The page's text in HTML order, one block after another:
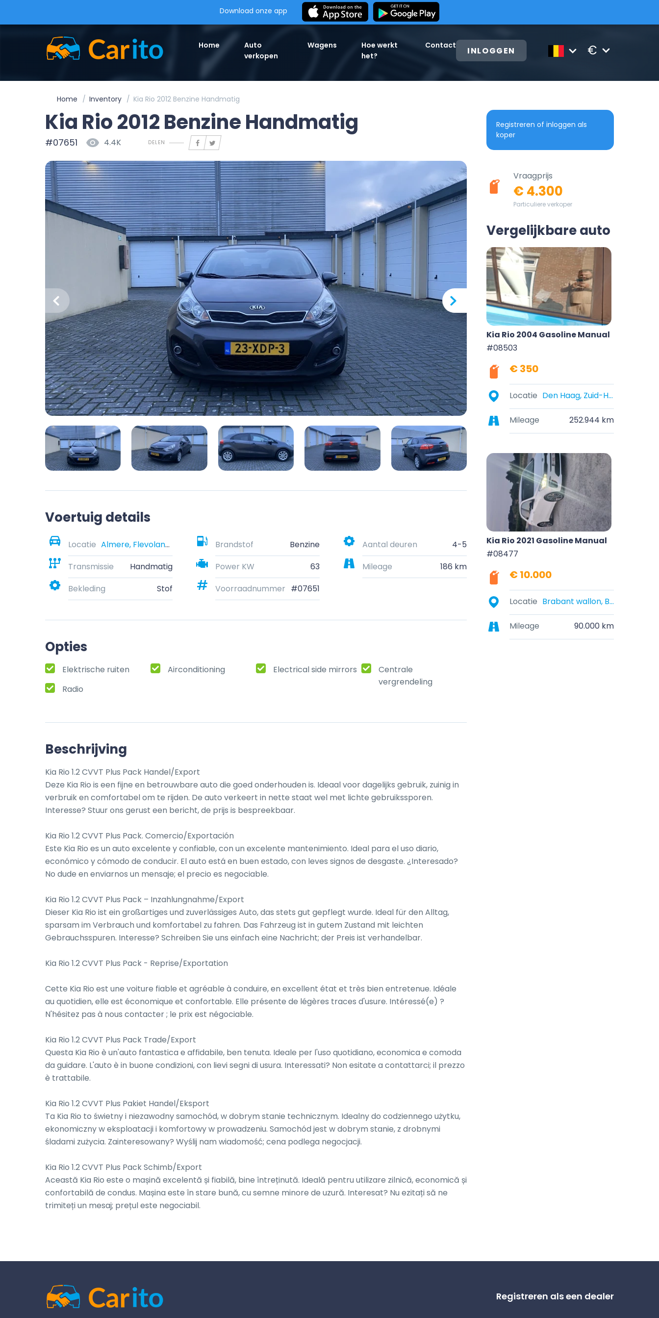
Download onze app
Home
Auto
verkopen
Wagens
Hoe werkt
het?
Contact INLOGGEN €
Home Inventory Kia Rio 2012 Benzine Handmatig
Kia Rio 2012 Benzine Handmatig
#07651 4.4K DELEN
Voertuig details
Locatie Almere, Flevoland, Nederland Brandstof Benzine Aantal deuren
4-5
Transmissie
Handmatig Power KW 63 Mileage
186 km
Bekleding
Stof Voorraadnummer #07651
Opties
Elektrische ruiten Airconditioning Electrical side mirrors
Centrale
vergrendeling
Radio
Beschrijving
Kia Rio 1.2 CVVT Plus Pack Handel/Export
Deze Kia Rio is een fijne en betrouwbare auto die goed onderhouden is. Ideaal voor dagelijks gebruik, zuinig in
verbruik en comfortabel om te rijden. De auto verkeert in nette staat wel met lichte gebruikssporen.
Interesse? Stuur ons gerust een bericht, de prijs is bespreekbaar.
Kia Rio 1.2 CVVT Plus Pack. Comercio/Exportación
Este Kia Rio es un auto excelente y confiable, con un excelente mantenimiento. Ideal para el uso diario,
económico y cómodo de conducir. El auto está en buen estado, con leves signos de desgaste. ¿Interesado?
No dude en enviarnos un mensaje; el precio es negociable.
Kia Rio 1.2 CVVT Plus Pack – Inzahlungnahme/Export
Dieser Kia Rio ist ein großartiges und zuverlässiges Auto, das stets gut gepflegt wurde. Ideal für den Alltag,
sparsam im Verbrauch und komfortabel zu fahren. Das Fahrzeug ist in gutem Zustand mit leichten
Gebrauchsspuren. Interesse? Schreiben Sie uns einfach eine Nachricht; der Preis ist verhandelbar.
Kia Rio 1.2 CVVT Plus Pack - Reprise/Exportation
Cette Kia Rio est une voiture fiable et agréable à conduire, en excellent état et très bien entretenue. Idéale
au quotidien, elle est économique et confortable. Elle présente de légères traces d'usure. Intéressé(e) ?
N'hésitez pas à nous contacter ; le prix est négociable.
Kia Rio 1.2 CVVT Plus Pack Trade/Export
Questa Kia Rio è un'auto fantastica e affidabile, ben tenuta. Ideale per l'uso quotidiano, economica e comoda
da guidare. L'auto è in buone condizioni, con lievi segni di usura. Interessati? Non esitate a contattarci; il prezzo
è trattabile.
Kia Rio 1.2 CVVT Plus Pakiet Handel/Eksport
Ta Kia Rio to świetny i niezawodny samochód, w dobrym stanie technicznym. Idealny do codziennego użytku,
ekonomiczny w eksploatacji i komfortowy w prowadzeniu. Samochód jest w dobrym stanie, z drobnymi
śladami zużycia. Zainteresowany? Wyślij nam wiadomość; cena podlega negocjacji.
Kia Rio 1.2 CVVT Plus Pack Schimb/Export
Această Kia Rio este o mașină excelentă și fiabilă, bine întreținută. Ideală pentru utilizare zilnică, economică și
confortabilă de condus. Mașina este în stare bună, cu semne minore de uzură. Interesat? Nu ezitați să ne
trimiteți un mesaj; prețul este negociabil.
Registreren of inloggen als
koper
Vraagprijs
€ 4.300
Particuliere verkoper
Vergelijkbare auto
Kia Rio 2004 Gasoline Manual
#08503
€ 350
Locatie Den Haag, Zuid-Holland, Nederland
Mileage 252.944 km
Kia Rio 2021 Gasoline Manual
#08477
€ 10.000
Locatie Brabant wallon, Belgique
Mileage 90.000 km
Registreren als een dealer